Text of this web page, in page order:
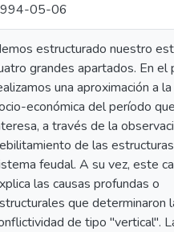
05-06
estructurado nuestro
grandes apartados. En el
una aproximación a la
económica del período que
a través de la
de las estructuras
feudal. A su vez, este
las causas profundas o
que determinaron la
de tipo "vertical". La